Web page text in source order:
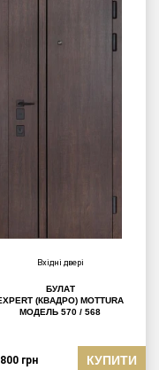
Вхідні двері
БУЛАТ
(КВАДРО) MOTTURA
МОДЕЛЬ 570 / 568
грн КУПИТИ